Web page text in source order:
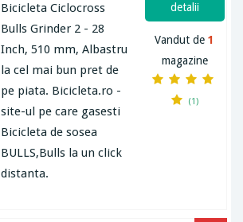
Bicicleta Ciclocross
Bulls Grinder 2 - 28
Inch, 510 mm, Albastru
la cel mai bun pret de
pe piata. Bicicleta.ro -
site-ul pe care gasesti
Bicicleta de sosea
BULLS,Bulls la un click
distanta.
detalii
Vandut de1
magazine
(1)